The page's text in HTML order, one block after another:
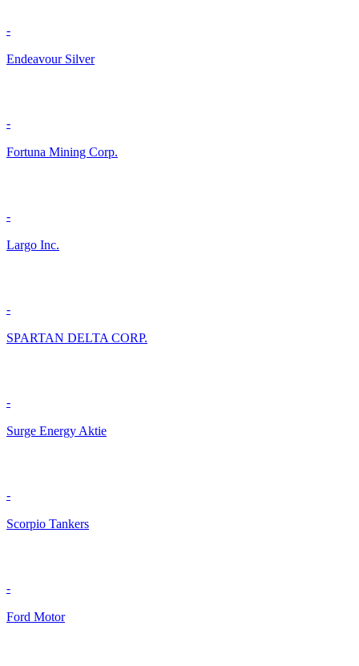
-
Endeavour Silver
-
Fortuna Mining Corp.
-
Largo Inc.
-
SPARTAN DELTA CORP.
-
Surge Energy Aktie
-
Scorpio Tankers
-
Ford Motor